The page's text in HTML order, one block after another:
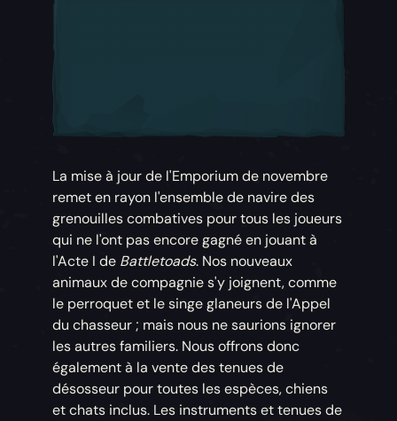
La mise à jour de l'Emporium de novembre
remet en rayon l'ensemble de navire des
grenouilles combatives pour tous les joueurs
qui ne l'ont pas encore gagné en jouant à
l'Acte I de Battletoads. Nos nouveaux
animaux de compagnie s'y joignent, comme
le perroquet et le singe glaneurs de l'Appel
du chasseur ; mais nous ne saurions ignorer
les autres familiers. Nous offrons donc
également à la vente des tenues de
désosseur pour toutes les espèces, chiens
et chats inclus. Les instruments et tenues de